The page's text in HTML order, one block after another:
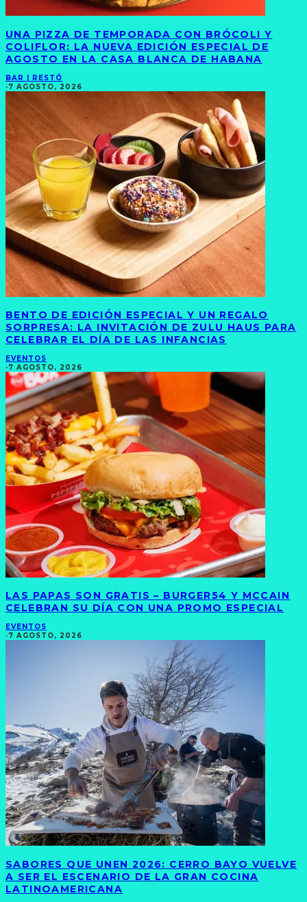
UNA PIZZA DE TEMPORADA CON BRÓCOLI Y
COLIFLOR: LA NUEVA EDICIÓN ESPECIAL DE
AGOSTO EN LA CASA BLANCA DE HABANA
BAR | RESTÓ
·7 AGOSTO, 2026
BENTO DE EDICIÓN ESPECIAL Y UN REGALO
SORPRESA: LA INVITACIÓN DE ZULU HAUS PARA
CELEBRAR EL DÍA DE LAS INFANCIAS
EVENTOS
·7 AGOSTO, 2026
LAS PAPAS SON GRATIS – BURGER54 Y MCCAIN
CELEBRAN SU DÍA CON UNA PROMO ESPECIAL
EVENTOS
·7 AGOSTO, 2026
SABORES QUE UNEN 2026: CERRO BAYO VUELVE
A SER EL ESCENARIO DE LA GRAN COCINA
LATINOAMERICANA